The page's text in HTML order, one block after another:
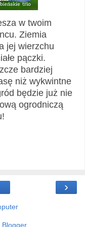
w twoim
Ziemia
jej wierzchu
pączki.
bardziej
niż wykwintne
będzie już nie
ogrodniczą
›
Blogger.